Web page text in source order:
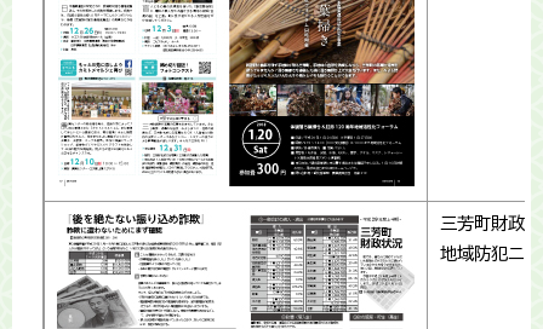
三芳町財政
地域防犯ニュ